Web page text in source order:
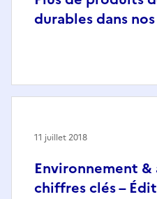
durables dans
Environnement
chiffres clés –
11 juillet 2018